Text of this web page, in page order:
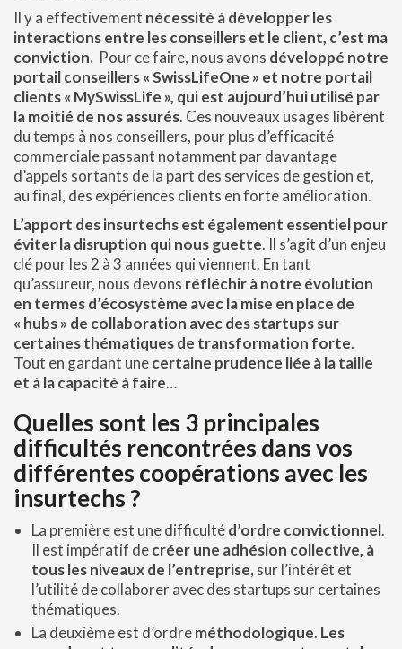
Il y a effectivement nécessité à développer les
interactions entre les conseillers et le client, c’est ma
conviction. Pour ce faire, nous avons développé notre
portail conseillers « SwissLifeOne » et notre portail
clients « MySwissLife », qui est aujourd’hui utilisé par
la moitié de nos assurés. Ces nouveaux usages libèrent
du temps à nos conseillers, pour plus d’efficacité
commerciale passant notamment par davantage
d’appels sortants de la part des services de gestion et,
au final, des expériences clients en forte amélioration.
L’apport des insurtechs est également essentiel pour
éviter la disruption qui nous guette. Il s’agit d’un enjeu
clé pour les 2 à 3 années qui viennent. En tant
qu’assureur, nous devons réfléchir à notre évolution
en termes d’écosystème avec la mise en place de
« hubs » de collaboration avec des startups sur
certaines thématiques de transformation forte.
Tout en gardant unecertaine prudence liée à la taille
et à la capacité à faire…
Quelles sont les 3 principales
difficultés rencontrées dans vos
différentes coopérations avec les
insurtechs ?
La première est une difficultéd’ordre convictionnel.
Il est impératif decréer une adhésion collective, à
tous les niveaux de l’entreprise, sur l’intérêt et
l’utilité de collaborer avec des startups sur certaines
thématiques.
La deuxième est d’ordreméthodologique. Les